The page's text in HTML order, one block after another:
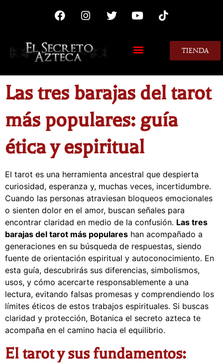
TIENDA
Las tres barajas del tarot
más populares: guía
ética y espiritual
El tarot es una herramienta ancestral que despierta
curiosidad, esperanza y, muchas veces, incertidumbre.
Cuando las personas atraviesan bloqueos emocionales
o sienten dolor en el amor, buscan señales para
encontrar claridad en medio de la confusión. Las tres
barajas del tarot más populares han acompañado a
generaciones en su búsqueda de respuestas, siendo
fuente de orientación espiritual y autoconocimiento. En
esta guía, descubrirás sus diferencias, simbolismos,
usos, y cómo acercarte responsablemente a una
lectura, evitando falsas promesas y comprendiendo los
límites éticos de estos trabajos espirituales. Si buscas
claridad y protección, Botanica el secreto azteca te
acompaña en el camino hacia el equilibrio.
El tarot y sus fundamentos: